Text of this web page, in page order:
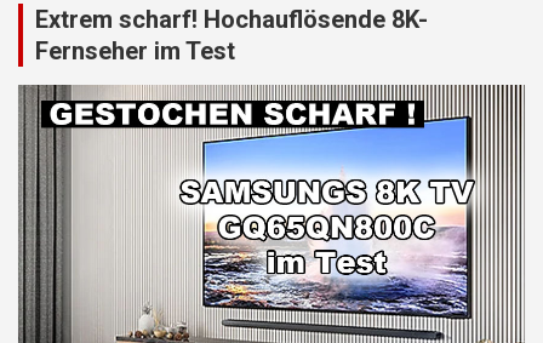
Extrem scharf! Hochauflösende 8K-
Fernseher im Test